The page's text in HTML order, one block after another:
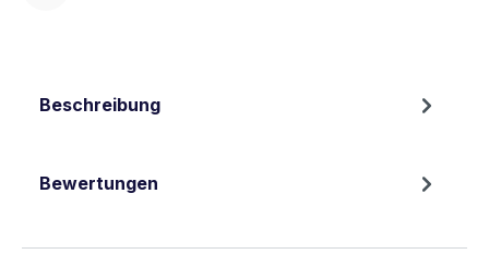
Beschreibung
Bewertungen